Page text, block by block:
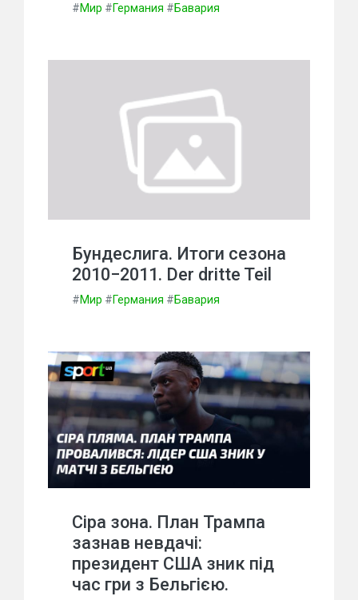
#Мир #Германия #Бавария
Бундеслига. Итоги сезона
2010−2011. Der dritte Teil
#Мир #Германия #Бавария
Сіра зона. План Трампа
зазнав невдачі:
президент США зник під
час гри з Бельгією.